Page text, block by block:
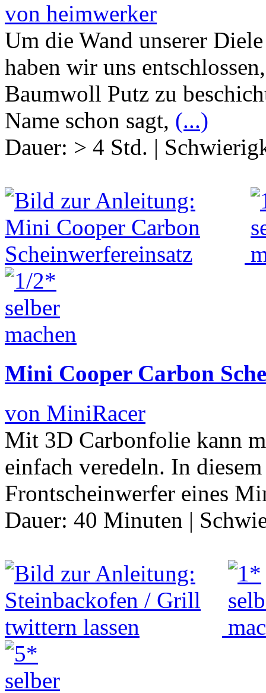
von heimwerker
Um die Wand unserer
haben wir uns
Baumwoll Putz zu
Name schon sagt, (...)
Dauer: > 4 Std. |
Mini Cooper Carbon
von MiniRacer
Mit 3D Carbonfolie kann
einfach veredeln. In
Frontscheinwerfer eines
Dauer: 40 Minuten |